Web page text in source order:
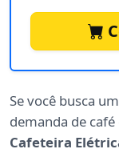
Se você busca
demanda de
Cafeteira